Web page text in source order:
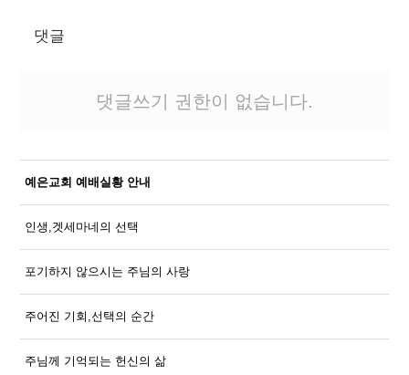
댓글
댓글쓰기 권한이 없습니다.
예은교회 예배실황 안내
인생,겟세마네의 선택
포기하지 않으시는 주님의 사랑
주어진 기회,선택의 순간
주님께 기억되는 헌신의 삶